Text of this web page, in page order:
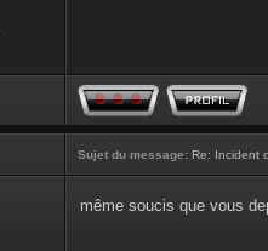
Sujet du message: Re: Incident
même soucis que vous